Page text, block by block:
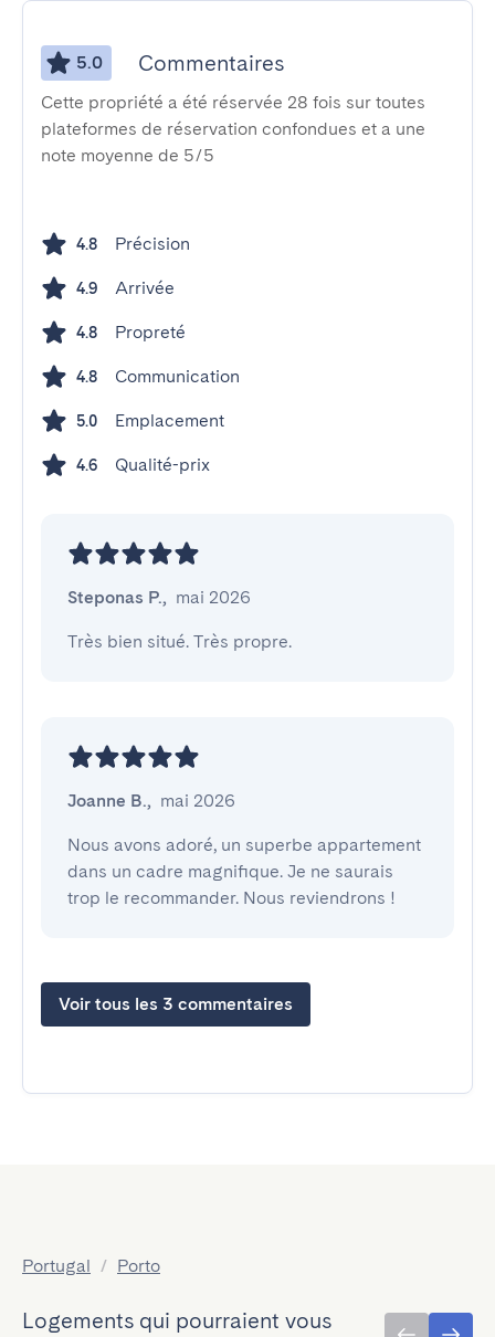
5.0 Commentaires
Cette propriété a été réservée 28 fois sur toutes
plateformes de réservation confondues et a une
note moyenne de 5/5
4.8 Précision
4.9 Arrivée
4.8 Propreté
4.8 Communication
5.0 Emplacement
4.6 Qualité-prix
Steponas P., mai 2026
Très bien situé. Très propre.
Joanne B., mai 2026
Nous avons adoré, un superbe appartement
dans un cadre magnifique. Je ne saurais
trop le recommander. Nous reviendrons !
Voir tous les 3 commentaires
Portugal / Porto
Logements qui pourraient vous